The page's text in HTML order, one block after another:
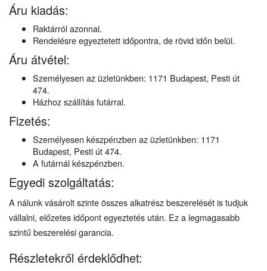
Áru kiadás:
Raktárról azonnal.
Rendelésre egyeztetett időpontra, de rövid időn belül.
Áru átvétel:
Személyesen az üzletünkben: 1171 Budapest, Pesti út
474.
Házhoz szállítás futárral.
Fizetés:
Személyesen készpénzben az üzletünkben: 1171
Budapest, Pesti út 474.
A futárnál készpénzben.
Egyedi szolgáltatás:
A nálunk vásárolt szinte összes alkatrész beszerelését is tudjuk
vállalni, előzetes időpont egyeztetés után. Ez a legmagasabb
szintű beszerelési garancia.
Részletekről érdeklődhet: